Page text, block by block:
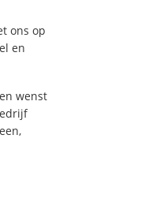
ons op
en
wenst